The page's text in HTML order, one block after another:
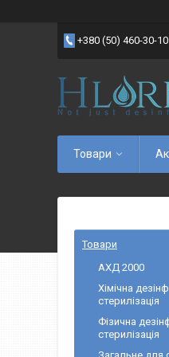
+380 (50) 460-30-10
Товари
Товари
АХД 2000
Хімічна
стерилізація
Фізична
стерилізація